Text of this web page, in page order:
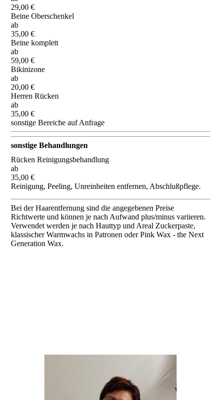
29,00 €
Beine Oberschenkel
ab
35,00 €
Beine komplett
ab
59,00 €
Bikinizone
ab
20,00 €
Herren Rücken
ab
35,00 €
sonstige Bereiche auf Anfrage
sonstige Behandlungen
Rücken Reinigungsbehandlung
ab
35,00 €
Reinigung, Peeling, Unreinheiten entfernen, Abschlußpflege.
Bei der Haarentfernung sind die angegebenen Preise
Richtwerte und können je nach Aufwand plus/minus variieren.
Verwendet werden je nach Hauttyp und Areal Zuckerpaste,
klassischer Warmwachs in Patronen oder Pink Wax - the Next
Generation Wax.